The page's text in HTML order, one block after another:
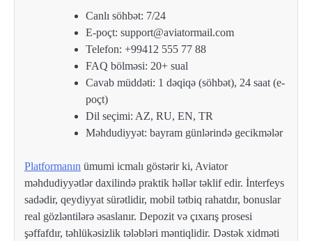
Canlı söhbət: 7/24
E-poçt: support@aviatormail.com
Telefon: +99412 555 77 88
FAQ bölməsi: 20+ sual
Cavab müddəti: 1 dəqiqə (söhbət), 24 saat (e-
poçt)
Dil seçimi: AZ, RU, EN, TR
Məhdudiyyət: bayram günlərində gecikmələr
Platformanın ümumi icmalı göstərir ki, Aviator
məhdudiyyətlər daxilində praktik həllər təklif edir. İnterfeys
sadədir, qeydiyyat sürətlidir, mobil tətbiq rahatdır, bonuslar
real gözləntilərə əsaslanır. Depozit və çıxarış prosesi
şəffafdır, təhlükəsizlik tələbləri məntiqlidir. Dəstək xidməti